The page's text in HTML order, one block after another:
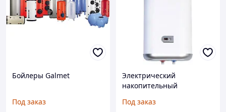
Бойлеры Galmet
Под заказ
Электрический
накопительный
Под заказ